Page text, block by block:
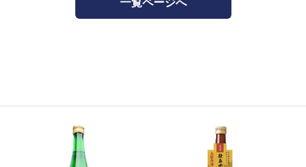
一覧ページへ